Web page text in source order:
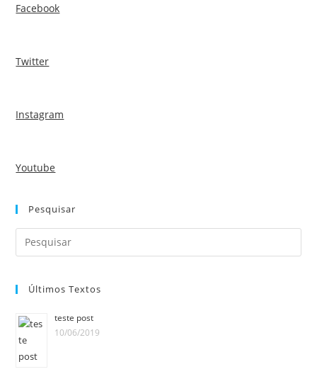
Facebook
Twitter
Instagram
Youtube
Pesquisar
Últimos Textos
teste post
10/06/2019